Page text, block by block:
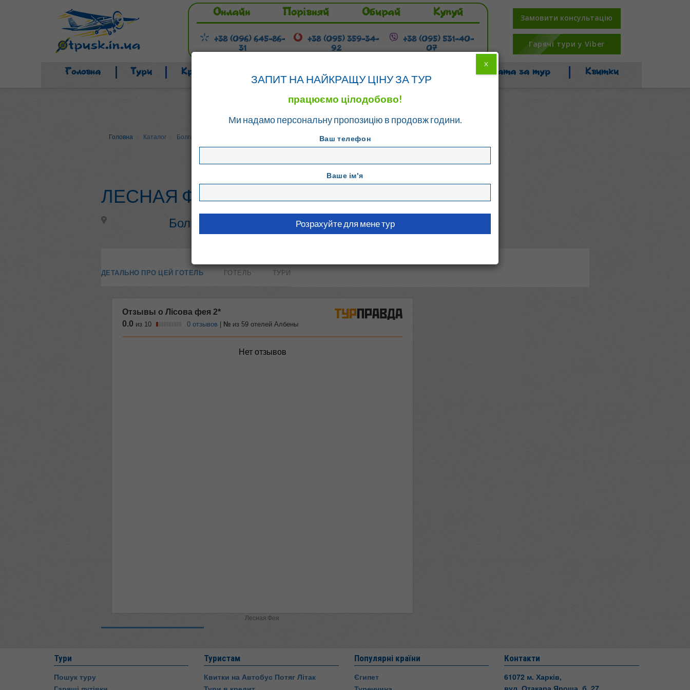
Онлайн Порівняй Обирай Купуй
+38 (096) 645-86-
31
+38 (095) 359-34-
92
+38 (095) 531-40-
07
Замовити консультацію
Гарячі тури у Viber
Головна Тури Країни Оплата за тур Квитки
Головна Каталог Болгарія
ЛЕСНАЯ ФЕЯ
Болгарія, Албена
ДЕТАЛЬНО ПРО ЦЕЙ ГОТЕЛЬ ГОТЕЛЬ ТУРИ
Лесная Фея
Тури
Пошук туру
Туристам
Квитки на Автобус Потяг Літак
Популярні країни
Єгипет
Контакти
61072 м. Харків,
вул. Отакара Яроша, б. 27
ЗАПИТ НА НАЙКРАЩУ ЦІНУ ЗА ТУР
працюємо цілодобово!
Ми надамо персональну пропозицію в продовж години.
Ваш телефон
Ваше ім'я
X